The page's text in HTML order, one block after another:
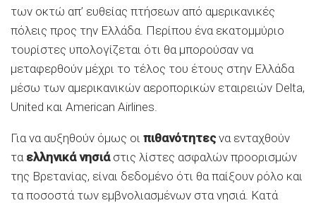
των οκτώ απ’ ευθείας πτήσεων από αμερικανικές
πόλεις προς την Ελλάδα. Περίπου ένα εκατομμύριο
τουρίστες υπολογίζεται ότι θα μπορούσαν να
μεταφερθούν μέχρι το τέλος του έτους στην Ελλάδα
μέσω των αμερικανικών αεροπορικών εταιρειών Delta,
United και American Airlines.
Για να αυξηθούν όμως οι πιθανότητεςνα ενταχθούν
τα ελληνικά νησιάστις λίστες ασφαλών προορισμών
της Βρετανίας, είναι δεδομένο ότι θα παίξουν ρόλο και
τα ποσοστά των εμβνολιασμένων στα νησιά. Κατά